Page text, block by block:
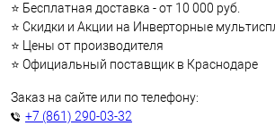
⭐ Бесплатная доставка - от 10 000 руб.
⭐ Скидки и Акции на Инверторные
⭐ Цены от производителя
⭐ Официальный поставщик в Краснодаре
Заказ на сайте или по телефону:
+7 (861) 290-03-32